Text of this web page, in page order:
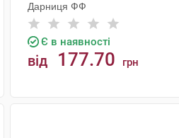
Дарниця ФФ
Є в наявності
від 177.70 грн